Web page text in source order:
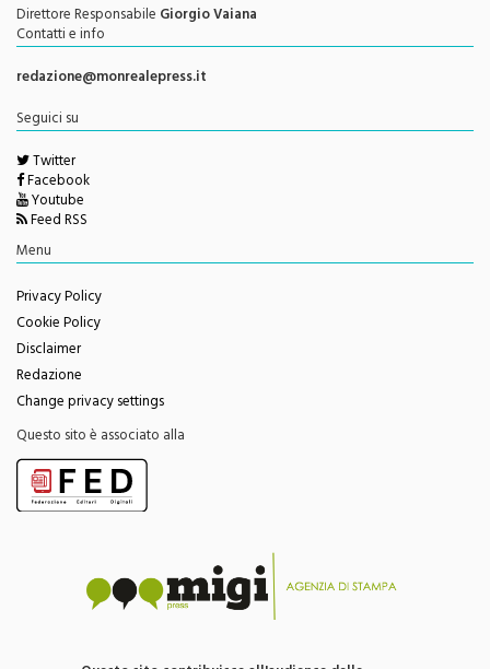
Direttore Responsabile Giorgio Vaiana
Contatti e info
redazione@monrealepress.it
Seguici su
Twitter
Facebook
Youtube
Feed RSS
Menu
Privacy Policy
Cookie Policy
Disclaimer
Redazione
Change privacy settings
Questo sito è associato alla